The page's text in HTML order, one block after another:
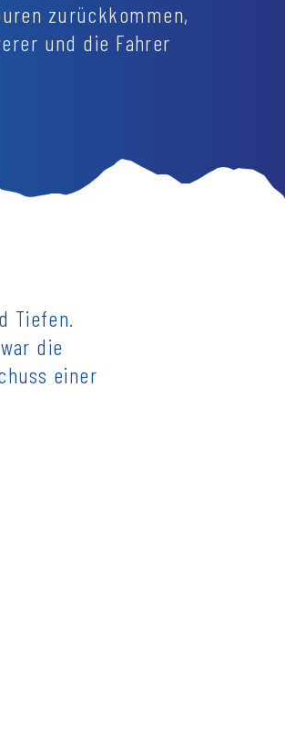
zurückkommen,
und die Fahrer
Tiefen.
die
einer